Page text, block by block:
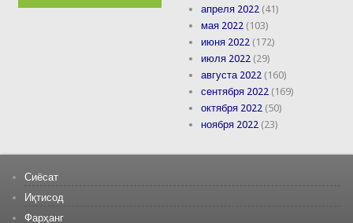
апреля 2022 (41)
мая 2022 (103)
июня 2022 (172)
июля 2022 (29)
августа 2022 (160)
сентября 2022 (169)
октября 2022 (50)
ноября 2022 (23)
Сиёсат
Иқтисод
Фарҳанг